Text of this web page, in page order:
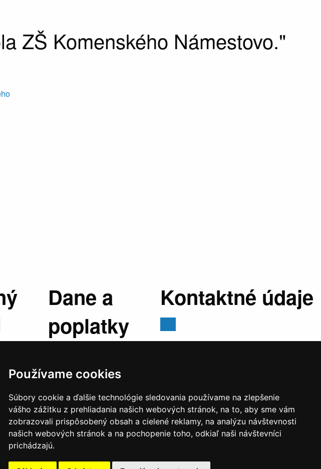
Používame cookies
Súbory cookie a ďalšie technológie sledovania používame na zlepšenie
vášho zážitku z prehliadania našich webových stránok, na to, aby sme vám
zobrazovali prispôsobený obsah a cielené reklamy, na analýzu návštevnosti
našich webových stránok a na pochopenie toho, odkiaľ naši návštevníci
prichádzajú.
ZŠ Komenského Námestovo."
15:30
15:30
trvaní 30
- 11:30
Dane a
poplatky
Pondelok:07:30 -
Utorok:nestránkový
Streda:07:30 - 17:00
Štvrtok:nestránkový
Piatok:
07:30 - 14:00
Obedňajšia prestávka v trvaní 30 minút v
Kontaktné údaje
IČO:00314676
DIČ:2020571707